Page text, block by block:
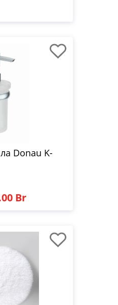
Donau K-
Br